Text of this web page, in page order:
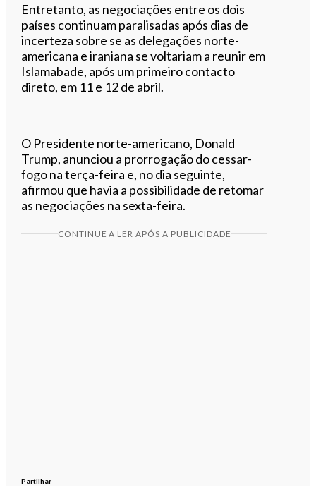
Entretanto, as negociações entre os dois
países continuam paralisadas após dias de
incerteza sobre se as delegações norte-
americana e iraniana se voltariam a reunir em
Islamabade, após um primeiro contacto
direto, em 11 e 12 de abril.
O Presidente norte-americano, Donald
Trump, anunciou a prorrogação do cessar-
fogo na terça-feira e, no dia seguinte,
afirmou que havia a possibilidade de retomar
as negociações na sexta-feira.
CONTINUE A LER APÓS A PUBLICIDADE
Partilhar